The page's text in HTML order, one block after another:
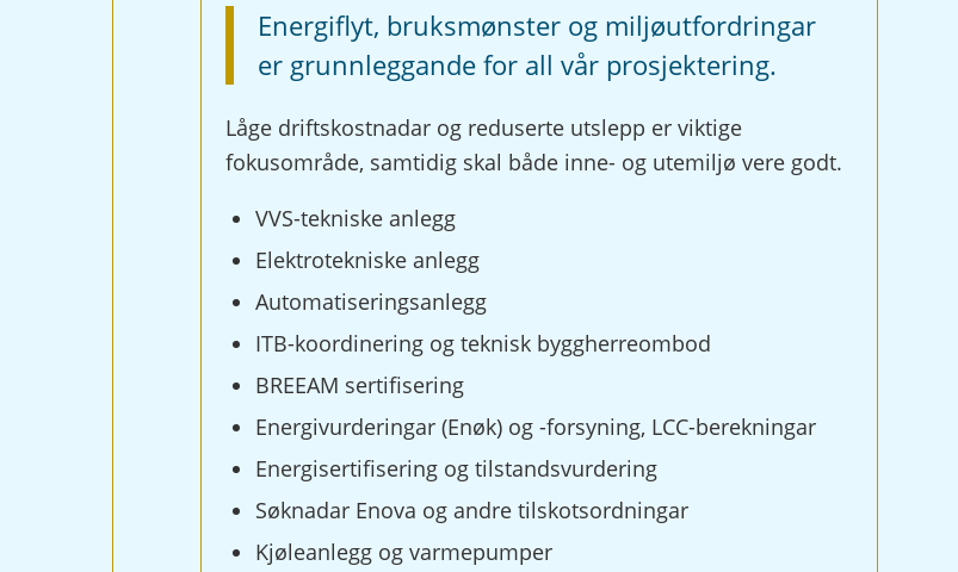
Energiflyt, bruksmønster og miljøutfordringar
er grunnleggande for all vår prosjektering.
Låge driftskostnadar og reduserte utslepp er viktige
fokusområde, samtidig skal både inne- og utemiljø vere godt.
VVS-tekniske anlegg
Elektrotekniske anlegg
Automatiseringsanlegg
ITB-koordinering og teknisk byggherreombod
BREEAM sertifisering
Energivurderingar (Enøk) og -forsyning, LCC-berekningar
Energisertifisering og tilstandsvurdering
Søknadar Enova og andre tilskotsordningar
Kjøleanlegg og varmepumper